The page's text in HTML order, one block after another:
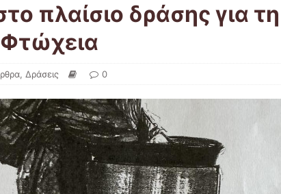
πλαίσιο δράσης για τη
, Δράσεις 0